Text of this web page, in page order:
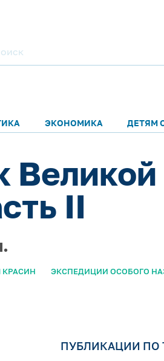
ЭКОНОМИКА ДЕТЯМ
Великой
II
КРАСИН ЭКСПЕДИЦИИ ОСОБОГО
ПУБЛИКАЦИИ ПО